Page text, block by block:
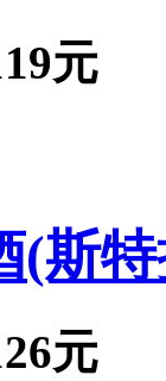
元
(斯
元